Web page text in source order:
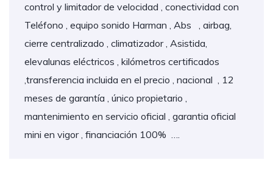
control y limitador de velocidad , conectividad con
Teléfono , equipo sonido Harman , Abs , airbag,
cierre centralizado , climatizador , Asistida,
elevalunas eléctricos , kilómetros certificados
,transferencia incluida en el precio , nacional , 12
meses de garantía , único propietario ,
mantenimiento en servicio oficial , garantia oficial
mini en vigor , financiación 100% ….